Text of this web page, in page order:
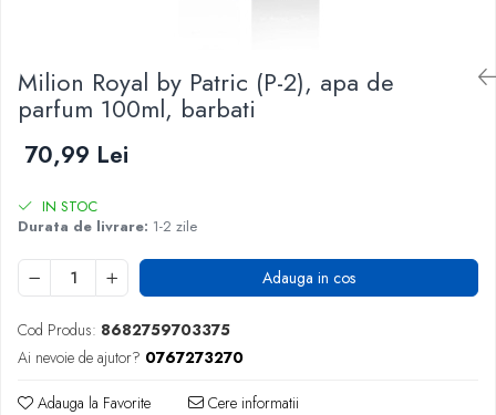
Milion Royal by Patric (P-2), apa de
parfum 100ml, barbati
70,99 Lei
IN STOC
Durata de livrare: 1-2 zile
Adauga in cos
Cod Produs: 8682759703375
Ai nevoie de ajutor? 0767273270
Adauga la Favorite Cere informatii